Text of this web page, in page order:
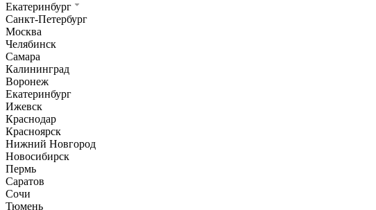
Екатеринбург
Санкт-Петербург
Москва
Челябинск
Самара
Калининград
Воронеж
Екатеринбург
Ижевск
Краснодар
Красноярск
Нижний Новгород
Новосибирск
Пермь
Саратов
Сочи
Тюмень